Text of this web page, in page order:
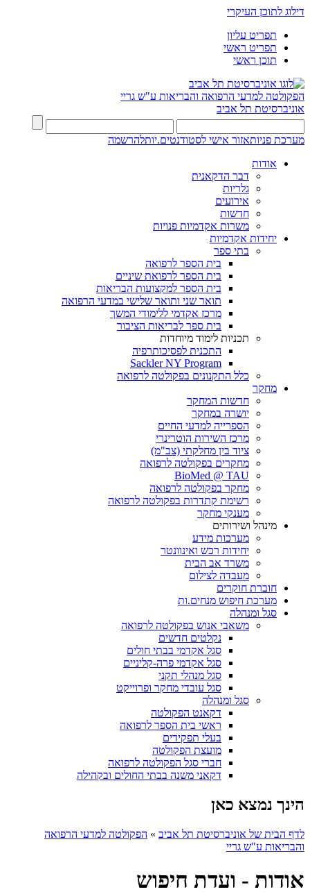
דילוג לתוכן העיקרי
תפריט עליון
תפריט ראשי
תוכן ראשי
הפקולטה למדעי הרפואה והבריאות ע"ש גריי
אוניברסיטת תל אביב
מערכת פניותאזור אישי לסטודנטים.יותלהרשמה
אודות
דבר הדקאנית
גלריות
אירועים
חדשות
משרות אקדמיות פנויות
יחידות אקדמיות
בתי ספר
בית הספר לרפואה
בית הספר לרפואת שיניים
בית הספר למקצועות הבריאות
תואר שני ותואר שלישי במדעי הרפואה
מרכז אקדמי ללימודי המשך
בית ספר לבריאות הציבור
תכניות לימוד מיוחדות
התכנית לפסיכותרפיה
Sackler NY Program
כלל התקנונים בפקולטה לרפואה
מחקר
חדשות המחקר
יושרה במחקר
הספרייה למדעי החיים
מרכז השירות הוטרינרי
ציוד בין מחלקתי (צב"מ)
מחקרים בפקולטה לרפואה
BioMed @ TAU
מחקר בפקולטה לרפואה
רשימת קתדרות בפקולטה לרפואה
מענקי מחקר
מינהל ושירותים
מערכות מידע
יחידות רכש ואינוונטר
משרד אב הבית
מעבדה לצילום
חוברת חוקרים
מערכת חיפוש מנחים.ות
סגל ומנהלה
משאבי אנוש בפקולטה לרפואה
נקלטים חדשים
סגל אקדמי בבתי חולים
סגל אקדמי פרה-קליניים
סגל מנהלי תקני
סגל עובדי מחקר ופרוייקט
סגל ומנהלה
דקאנט הפקולטה
ראשי בית הספר לרפואה
בעלי תפקידים
מועצת הפקולטה
חברי סגל הפקולטה לרפואה
דקאני משנה בבתי החולים ובקהילה
הינך נמצא כאן
לדף הבית של אוניברסיטת תל אביב » הפקולטה למדעי הרפואה
והבריאות ע"ש גריי
אודות - ועדת חיפוש